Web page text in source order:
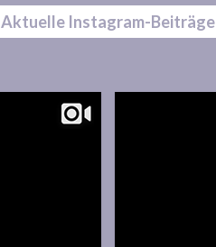
Aktuelle Instagram-Beiträge